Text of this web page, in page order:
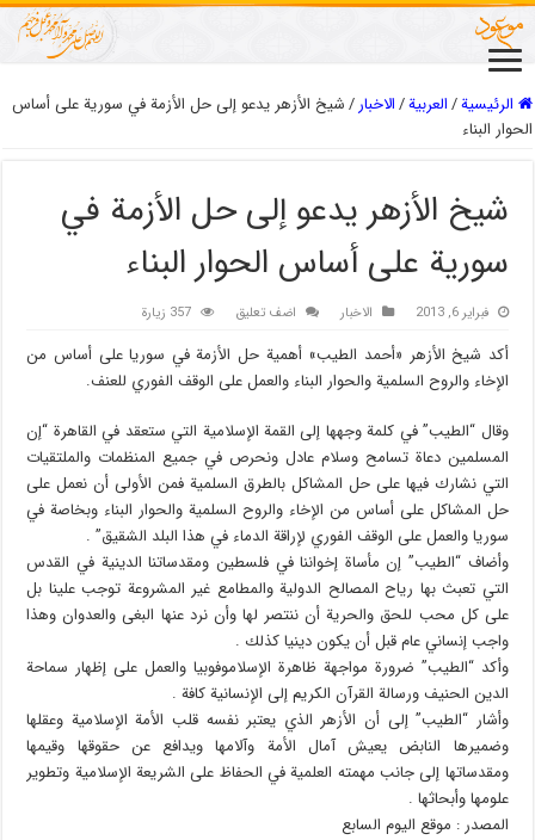
الرئيسية/العربیة/الاخبار/شيخ الأزهر يدعو إلى حل الأزمة في سورية على أساس
الحوار البناء
شيخ الأزهر يدعو إلى حل الأزمة في
سورية على أساس الحوار البناء
فبراير 6, 2013 الاخبار اضف تعليق 357 زيارة
أكد شيخ الأزهر «أحمد الطيب» أهمية حل الأزمة في سوريا على أساس من
الإخاء والروح السلمية والحوار البناء والعمل على الوقف الفوري للعنف.
وقال “الطيب” في كلمة وجهها إلى القمة الإسلامية التي ستعقد في القاهرة “إن
المسلمين دعاة تسامح وسلام عادل ونحرص في جميع المنظمات والملتقيات
التي نشارك فيها على حل المشاكل بالطرق السلمية فمن الأولى أن نعمل على
حل المشاكل على أساس من الإخاء والروح السلمية والحوار البناء وبخاصة في
سوريا والعمل على الوقف الفوري لإراقة الدماء في هذا البلد الشقيق” .
وأضاف “الطيب” إن مأساة إخواننا في فلسطين ومقدساتنا الدينية في القدس
التي تعبث بها رياح المصالح الدولية والمطامع غير المشروعة توجب علينا بل
على كل محب للحق والحرية أن ننتصر لها وأن نرد عنها البغى والعدوان وهذا
واجب إنساني عام قبل أن يكون دينيا كذلك .
وأكد “الطيب” ضرورة مواجهة ظاهرة الإسلاموفوبيا والعمل على إظهار سماحة
الدين الحنيف ورسالة القرآن الكريم إلى الإنسانية كافة .
وأشار “الطيب” إلى أن الأزهر الذي يعتبر نفسه قلب الأمة الإسلامية وعقلها
وضميرها النابض يعيش آمال الأمة وآلامها ويدافع عن حقوقها وقيمها
ومقدساتها إلى جانب مهمته العلمية في الحفاظ على الشريعة الإسلامية وتطوير
علومها وأبحاثها .
المصدر : موقع اليوم السابع